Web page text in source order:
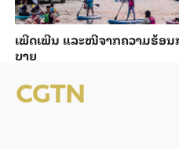
ເພີດ​ເພີນ ແລະ​ໜີ​ຈາກ​ຄວາມ​ຮ້ອ
ບາຍ